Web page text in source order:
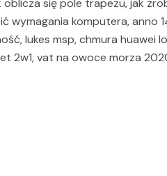
się pole trapezu, jak
wymagania komputera, anno
lukes msp, chmura huawei
2w1, vat na owoce morza